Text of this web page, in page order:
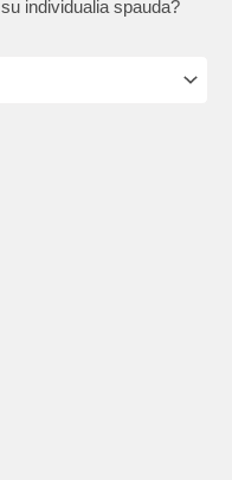
individualia spauda?